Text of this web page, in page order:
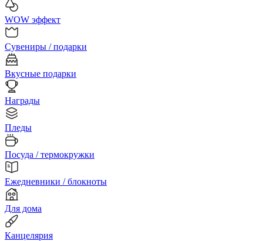
WOW эффект
Сувениры / подарки
Вкусные подарки
Награды
Пледы
Посуда / термокружки
Ежедневники / блокноты
Для дома
Канцелярия